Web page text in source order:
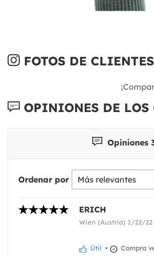
FOTOS DE
OPINIONES DE LOS
Opiniones
Ordenar por
ERICH
Wien (Austria) 1/22/22
Útil • Compra